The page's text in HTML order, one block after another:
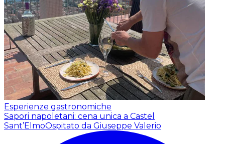
Esperienze gastronomiche
Sapori napoletani: cena unica a Castel
Sant’ElmoOspitato da Giuseppe Valerio